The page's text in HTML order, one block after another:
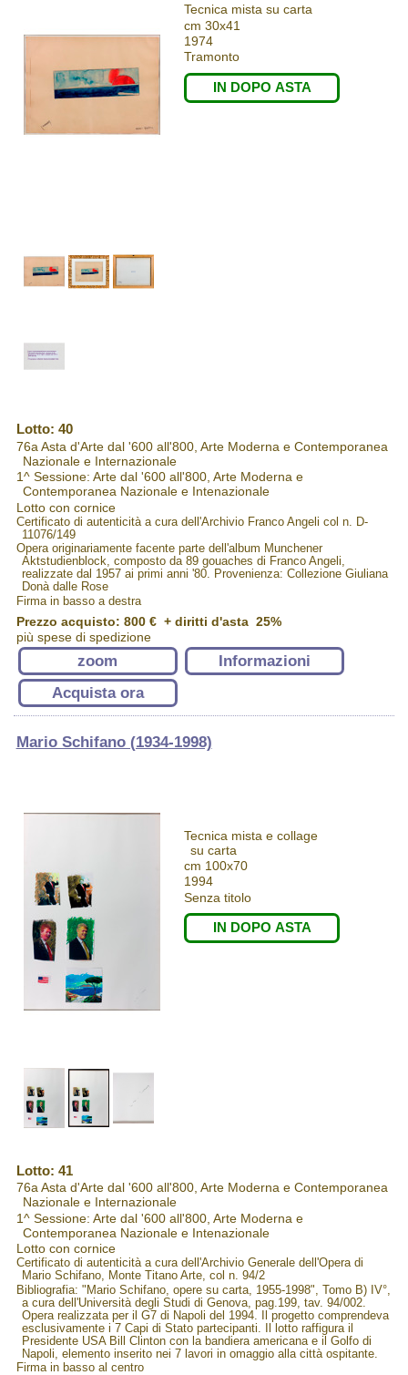
Tecnica mista su carta
cm 30x41
1974
Tramonto
IN DOPO ASTA
Lotto: 40
76a Asta d'Arte dal '600 all'800, Arte Moderna e Contemporanea
Nazionale e Internazionale
1^ Sessione: Arte dal '600 all'800, Arte Moderna e
Contemporanea Nazionale e Intenazionale
Lotto con cornice
Certificato di autenticità a cura dell'Archivio Franco Angeli col n. D-
11076/149
Opera originariamente facente parte dell'album Munchener
Aktstudienblock, composto da 89 gouaches di Franco Angeli,
realizzate dal 1957 ai primi anni '80. Provenienza: Collezione Giuliana
Donà dalle Rose
Firma in basso a destra
Prezzo acquisto: 800 €+ diritti d'asta 25%
più spese di spedizione
zoom
Informazioni
Acquista ora
Mario Schifano (1934-1998)
Tecnica mista e collage
su carta
cm 100x70
1994
Senza titolo
IN DOPO ASTA
Lotto: 41
76a Asta d'Arte dal '600 all'800, Arte Moderna e Contemporanea
Nazionale e Internazionale
1^ Sessione: Arte dal '600 all'800, Arte Moderna e
Contemporanea Nazionale e Intenazionale
Lotto con cornice
Certificato di autenticità a cura dell'Archivio Generale dell'Opera di
Mario Schifano, Monte Titano Arte, col n. 94/2
Bibliografia: "Mario Schifano, opere su carta, 1955-1998", Tomo B) IV°,
a cura dell'Università degli Studi di Genova, pag.199, tav. 94/002.
Opera realizzata per il G7 di Napoli del 1994. Il progetto comprendeva
esclusivamente i 7 Capi di Stato partecipanti. Il lotto raffigura il
Presidente USA Bill Clinton con la bandiera americana e il Golfo di
Napoli, elemento inserito nei 7 lavori in omaggio alla città ospitante.
Firma in basso al centro